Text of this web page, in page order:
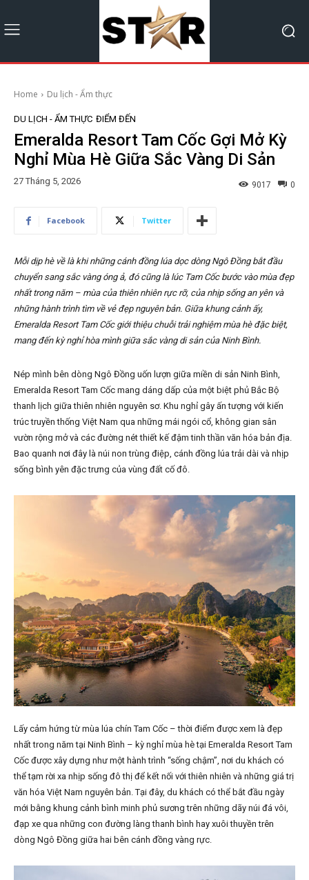
Home Du lịch - Ẩm thực
DU LỊCH - ẨM THỰC ĐIỂM ĐẾN
Emeralda Resort Tam Cốc Gợi Mở Kỳ
Nghỉ Mùa Hè Giữa Sắc Vàng Di Sản
27 Tháng 5, 2026 0
9017
Facebook Twitter
Mỗi dịp hè về là khi những cánh đồng lúa dọc dòng Ngô Đồng bắt đầu
chuyển sang sắc vàng óng ả, đó cũng là lúc Tam Cốc bước vào mùa đẹp
nhất trong năm – mùa của thiên nhiên rực rỡ, của nhịp sống an yên và
những hành trình tìm về vẻ đẹp nguyên bản. Giữa khung cảnh ấy,
Emeralda Resort Tam Cốc giới thiệu chuỗi trải nghiệm mùa hè đặc biệt,
mang đến kỳ nghỉ hòa mình giữa sắc vàng di sản của Ninh Bình.
Nép mình bên dòng Ngô Đồng uốn lượn giữa miền di sản Ninh Bình,
Emeralda Resort Tam Cốc mang dáng dấp của một biệt phủ Bắc Bộ
thanh lịch giữa thiên nhiên nguyên sơ. Khu nghỉ gây ấn tượng với kiến
trúc truyền thống Việt Nam qua những mái ngói cổ, không gian sân
vườn rộng mở và các đường nét thiết kế đậm tinh thần văn hóa bản địa.
Bao quanh nơi đây là núi non trùng điệp, cánh đồng lúa trải dài và nhịp
sống bình yên đặc trưng của vùng đất cố đô.
Lấy cảm hứng từ mùa lúa chín Tam Cốc – thời điểm được xem là đẹp
nhất trong năm tại Ninh Bình – kỳ nghỉ mùa hè tại Emeralda Resort Tam
Cốc được xây dựng như một hành trình “sống chậm”, nơi du khách có
thể tạm rời xa nhịp sống đô thị để kết nối với thiên nhiên và những giá trị
văn hóa Việt Nam nguyên bản. Tại đây, du khách có thể bắt đầu ngày
mới bằng khung cảnh bình minh phủ sương trên những dãy núi đá vôi,
đạp xe qua những con đường làng thanh bình hay xuôi thuyền trên
dòng Ngô Đồng giữa hai bên cánh đồng vàng rực.